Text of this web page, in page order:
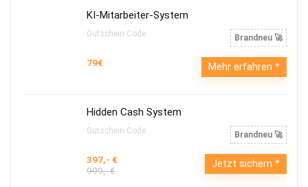
KI-Mitarbeiter-System
Gutschein Code: Brandneu 🚀
79€ Mehr erfahren
Hidden Cash System
Gutschein Code: Brandneu 🚀
397,- €
999,- €
Jetzt sichern